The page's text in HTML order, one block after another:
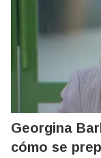
Georgina
cómo se